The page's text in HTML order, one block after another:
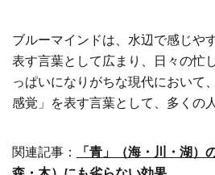
ブルーマインドは、水辺で感じや
表す言葉として広まり、日々の忙
っぱいになりがちな現代において
感覚」を表す言葉として、多くの
関連記事：
「青」（海・川・湖）